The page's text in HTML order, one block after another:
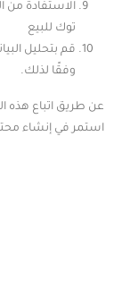
الاستفادة من
توك للبيع
قم بتحليل
وفقًا لذلك.
عن طريق اتباع هذه
استمر في إنشاء